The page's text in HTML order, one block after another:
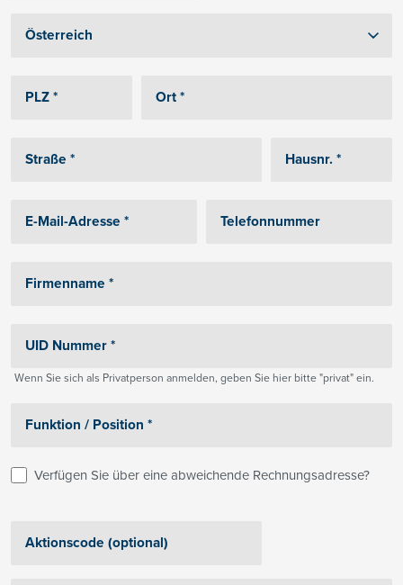
Wenn Sie sich als Privatperson anmelden, geben Sie hier bitte "privat" ein.
Verfügen Sie über eine abweichende Rechnungsadresse?